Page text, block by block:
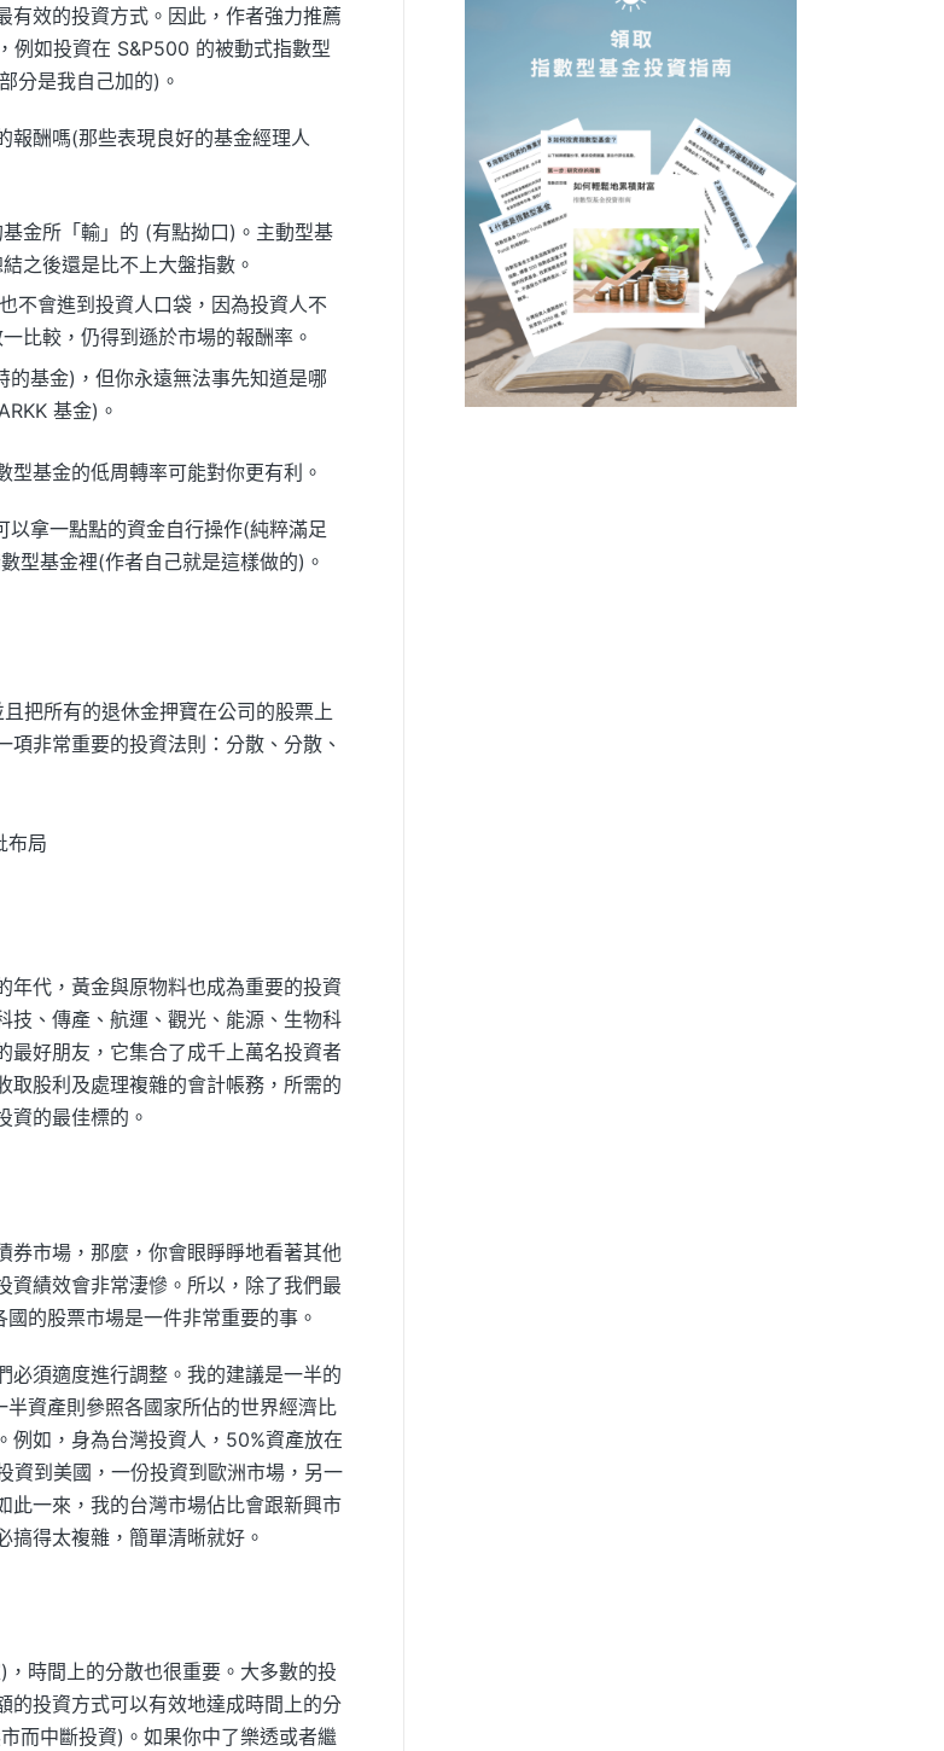
有效的投資方式。因此，作者強力推薦
例如投資在 S&P500 的被動式指數型
分是我自己加的)。
報酬嗎(那些表現良好的基金經理人
金所「輸」的 (有點拗口)。主動型基
之後還是比不上大盤指數。
不會進到投資人口袋，因為投資人不
比較，仍得到遜於市場的報酬率。
基金)，但你永遠無法事先知道是哪
基金)。
基金的低周轉率可能對你更有利。
拿一點點的資金自行操作(純粹滿足
型基金裡(作者自己就是這樣做的)。
把所有的退休金押寶在公司的股票上
非常重要的投資法則：分散、分散、
布局
年代，黃金與原物料也成為重要的投資
技、傳產、航運、觀光、能源、生物科
最好朋友，它集合了成千上萬名投資者
取股利及處理複雜的會計帳務，所需的
資的最佳標的。
券市場，那麼，你會眼睜睜地看著其他
資績效會非常淒慘。所以，除了我們最
的股票市場是一件非常重要的事。
必須適度進行調整。我的建議是一半的
資產則參照各國家所佔的世界經濟比
例如，身為台灣投資人，50%資產放在
到美國，一份投資到歐洲市場，另一
此一來，我的台灣市場佔比會跟新興市
得太複雜，簡單清晰就好。
時間上的分散也很重要。大多數的投
的投資方式可以有效地達成時間上的分
而中斷投資)。如果你中了樂透或者繼